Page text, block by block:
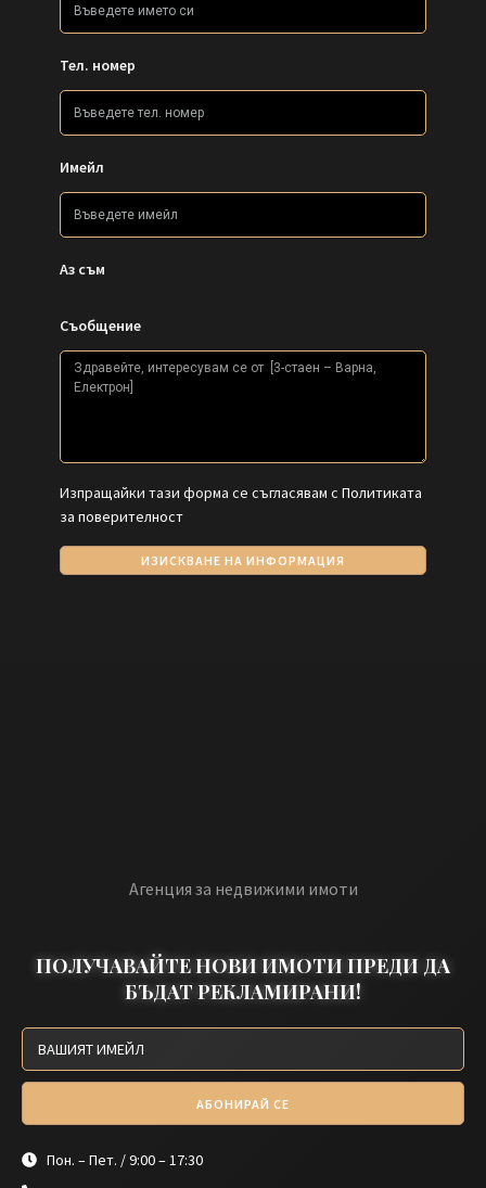
Тел. номер
Имейл
Аз съм
Съобщение
Изпращайки тази форма се съгласявам с Политиката
за поверителност
ИЗИСКВАНЕ НА ИНФОРМАЦИЯ
Агенция за недвижими имоти
ПОЛУЧАВАЙТЕ НОВИ ИМОТИ ПРЕДИ ДА
БЪДАТ РЕКЛАМИРАНИ!
АБОНИРАЙ СЕ
Пон. – Пет. / 9:00 – 17:30